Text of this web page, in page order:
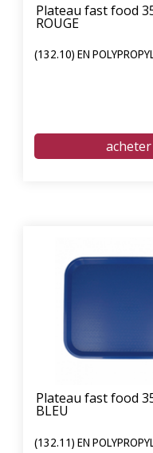
Plateau fast food
ROUGE
(132.10) EN
Plateau fast food
BLEU
(132.11) EN